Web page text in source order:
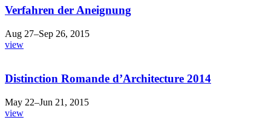
Verfahren der Aneignung
Aug 27–Sep 26, 2015
view
Distinction Romande d’Architecture 2014
May 22–Jun 21, 2015
view